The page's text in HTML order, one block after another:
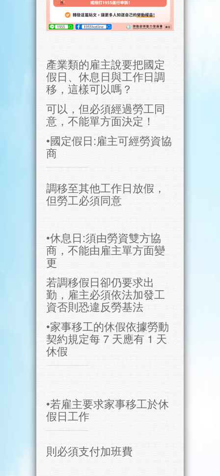
產業類的雇主說要把國定
假日、休息日與工作日調
移，這樣可以嗎？
可以，但必須經過勞工同
意，不能單方面決定！
•國定假日:雇主可經勞資協
商
調移至其他工作日放假，
但勞工必須同意
•休息日:須由勞資雙方協
商，不能由雇主單方面變
更
若調移假日卻仍要求出
勤，雇主必須依法加發工
資否則恐違反勞基法
•家事移工的休假依據勞動
契約規定每 7 天應有 1 天
休假
•若雇主要求家事移工於休
假日工作
則必須支付加班費